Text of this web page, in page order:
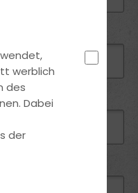
werblich
des
Dabei
der